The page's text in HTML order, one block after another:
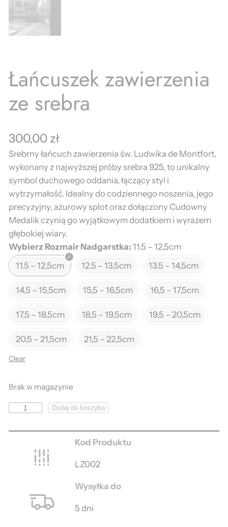
Łańcuszek zawierzenia
ze srebra
300,00 zł
Srebrny łańcuch zawierzenia św. Ludwika de Montfort,
wykonany z najwyższej próby srebra 925, to unikalny
symbol duchowego oddania, łączący styl i
wytrzymałość. Idealny do codziennego noszenia, jego
precyzyjny, ażurowy splot oraz dołączony Cudowny
Medalik czynią go wyjątkowym dodatkiem i wyrazem
głębokiej wiary.
Wybierz Rozmair Nadgarstka 11.5 – 12,5cm
11.5 – 12,5cm
12.5 – 13,5cm 13.5 – 14,5cm
14,5 – 15,5cm 15,5 – 16,5cm 16,5 – 17,5cm
17,5 – 18,5cm 18,5 – 19,5cm 19,5 – 20,5cm
20,5 – 21,5cm 21,5 – 22,5cm
Clear
Brak w magazynie
Dodaj do koszyka
Kod Produktu
LZ002
Wysyłka do
5 dni